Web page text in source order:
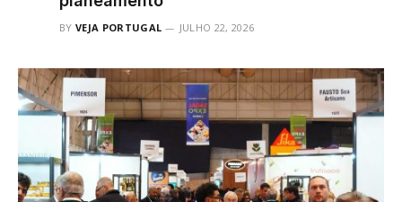
BY VEJA PORTUGAL JULHO 22, 2026